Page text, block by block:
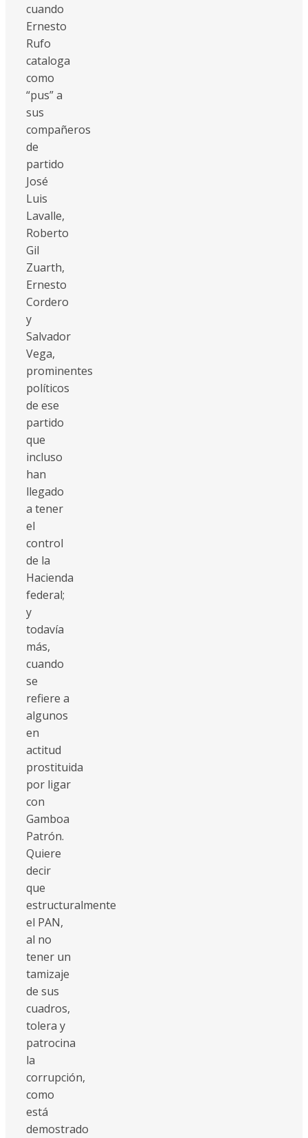
cuando
Ernesto
Rufo
cataloga
como
“pus” a
sus
compañeros
de
partido
José
Luis
Lavalle,
Roberto
Gil
Zuarth,
Ernesto
Cordero
y
Salvador
Vega,
prominentes
políticos
de ese
partido
que
incluso
han
llegado
a tener
el
control
de la
Hacienda
federal;
y
todavía
más,
cuando
se
refiere a
algunos
en
actitud
prostituida
por ligar
con
Gamboa
Patrón.
Quiere
decir
que
estructuralmente
el PAN,
al no
tener un
tamizaje
de sus
cuadros,
tolera y
patrocina
la
corrupción,
como
está
demostrado